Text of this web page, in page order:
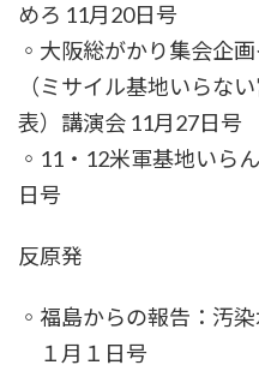
めろ 11月20日号
◦大阪総がかり集会企
（ミサイル基地いらな
表）講演会 11月27日号
◦11・12米軍基地いら
日号
反原発
◦福島からの報告：汚
１月１日号